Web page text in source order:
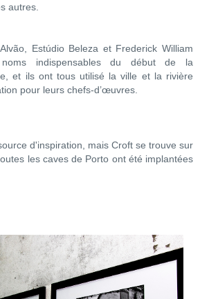
autres.
Estúdio Beleza et Frederick William
indispensables du début de la
et ils ont tous utilisé la ville et la rivière
pour leurs chefs-d’œuvres.
d'inspiration, mais Croft se trouve sur
les caves de Porto ont été implantées